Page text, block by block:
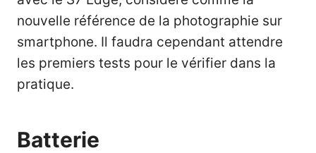
nouvelle référence de la photographie sur
smartphone. Il faudra cependant attendre
les premiers tests pour le vérifier dans la
pratique.
Batterie